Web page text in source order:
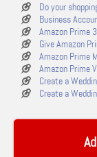
Do your
Business
Amazon Prime
Give Amazon
Amazon Prime
Amazon Prime
Create a
Create a